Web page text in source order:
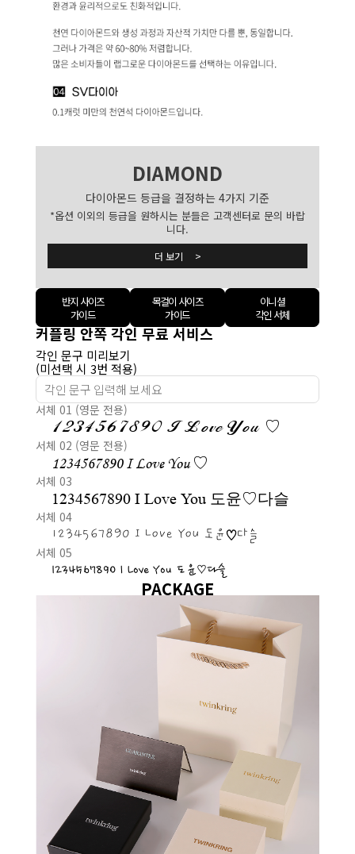
DIAMOND
다이아몬드 등급을 결정하는 4가지 기준
*옵션 이외의 등급을 원하시는 분들은 고객센터로 문의 바랍
니다.
더 보기 >
반지 사이즈
가이드
목걸이 사이즈
가이드
이니셜
각인 서체
커플링 안쪽 각인 무료 서비스
각인 문구 미리보기
(미선택 시 3번 적용)
서체 01 (영문 전용)
1234567890 I Love You ♡
서체 02 (영문 전용)
1234567890 I Love You ♡
서체 03
1234567890 I Love You 도윤♡다슬
서체 04
1234567890 I Love You 도윤♡다슬
서체 05
1234567890 I Love You 도윤♡다슬
PACKAGE